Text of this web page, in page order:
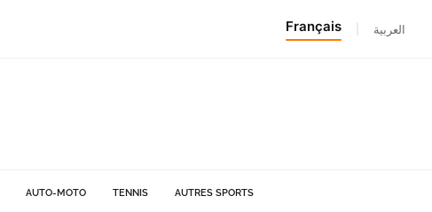
Français العربية
AUTO-MOTO TENNIS AUTRES SPORTS